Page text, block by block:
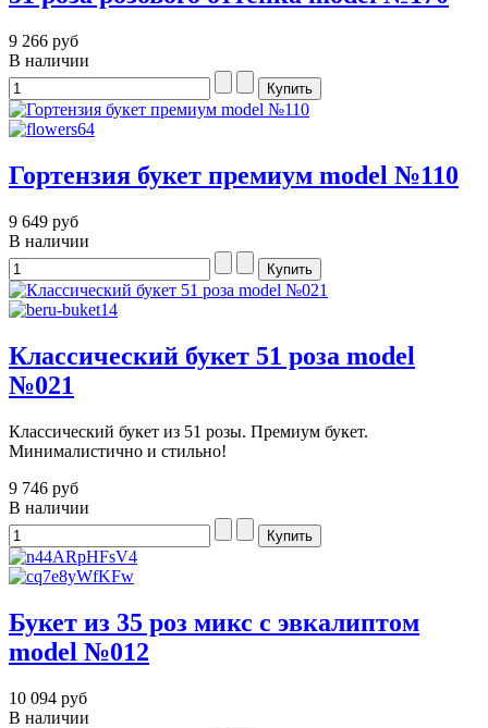
9 266 руб
В наличии
Гортензия букет премиум model №110
9 649 руб
В наличии
Классический букет 51 роза model
№021
Классический букет из 51 розы. Премиум букет.
Минималистично и стильно!
9 746 руб
В наличии
Букет из 35 роз микс с эвкалиптом
model №012
10 094 руб
В наличии